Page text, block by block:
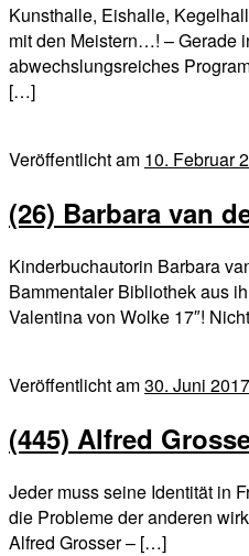
Kunsthalle, Eishalle,
mit den Meistern…! – Gerade
abwechslungsreiches
[…]
Veröffentlicht am 10. Februar
(26) Barbara van
Kinderbuchautorin Barbara
Bammentaler Bibliothek aus
Valentina von Wolke 17″!
Veröffentlicht am30. Juni 2017
(445) Alfred
Jeder muss seine Identität in
die Probleme der anderen
Alfred Grosser – […]